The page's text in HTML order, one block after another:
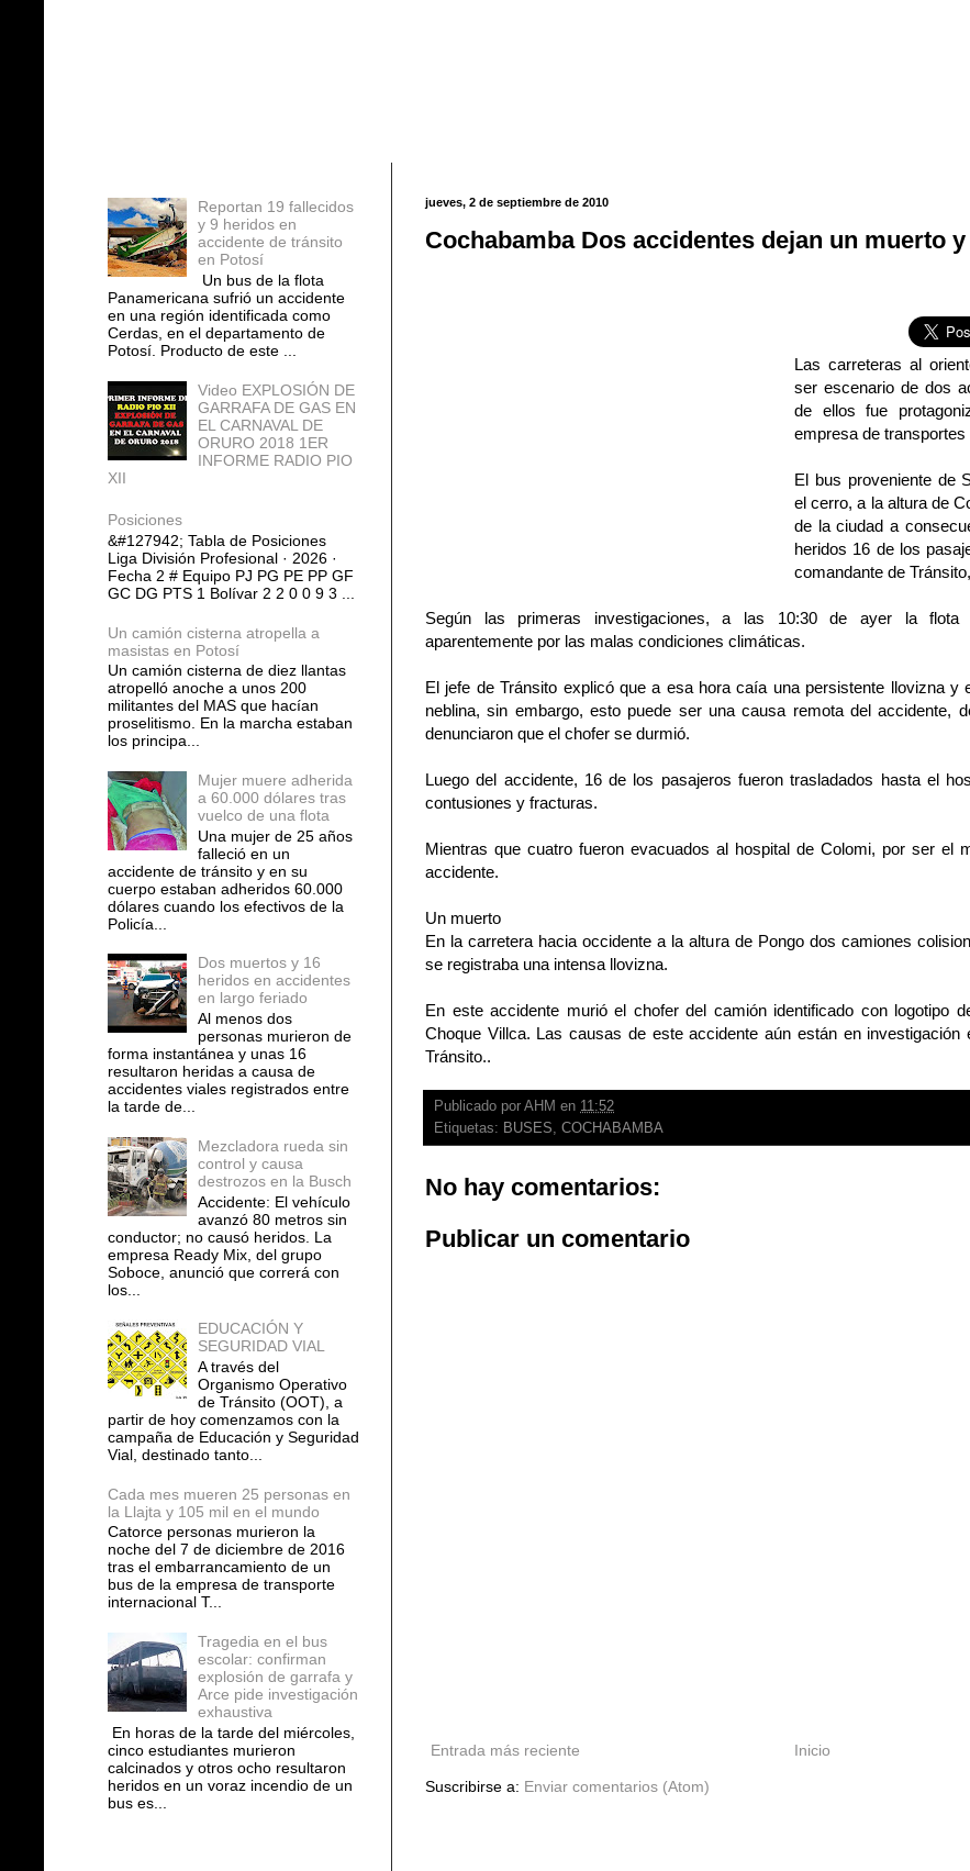
jueves, 2 de septiembre de 2010
Cochabamba Dos accidentes dejan un muerto
Las carreteras al
ser escenario de dos
de ellos fue
empresa de transportes
El bus proveniente de
el cerro, a la altura de
de la ciudad a
heridos 16 de los
comandante de
Según las primeras investigaciones, a las 10:30 de ayer la flota
aparentemente por las malas condiciones climáticas.
El jefe de Tránsito explicó que a esa hora caía una persistente llovizna y
neblina, sin embargo, esto puede ser una causa remota del accidente,
denunciaron que el chofer se durmió.
Luego del accidente, 16 de los pasajeros fueron trasladados hasta el
contusiones y fracturas.
Mientras que cuatro fueron evacuados al hospital de Colomi, por ser el
accidente.
Un muerto
En la carretera hacia occidente a la altura de Pongo dos camiones
se registraba una intensa llovizna.
En este accidente murió el chofer del camión identificado con logotipo
Choque Villca. Las causas de este accidente aún están en investigación
Tránsito..
Publicado por AHM en 11:52
Etiquetas: BUSES, COCHABAMBA
No hay comentarios:
Publicar un comentario
Entrada más reciente Inicio
Suscribirse a: Enviar comentarios (Atom)
Reportan 19 fallecidos
y 9 heridos en
accidente de tránsito
en Potosí
Un bus de la flota
Panamericana sufrió un accidente
en una región identificada como
Cerdas, en el departamento de
Potosí. Producto de este ...
Video EXPLOSIÓN DE
GARRAFA DE GAS EN
EL CARNAVAL DE
ORURO 2018 1ER
INFORME RADIO PIO
XII
Posiciones
&#127942; Tabla de Posiciones
Liga División Profesional · 2026 ·
Fecha 2 # Equipo PJ PG PE PP GF
GC DG PTS 1 Bolívar 2 2 0 0 9 3 ...
Un camión cisterna atropella a
masistas en Potosí
Un camión cisterna de diez llantas
atropelló anoche a unos 200
militantes del MAS que hacían
proselitismo. En la marcha estaban
los principa...
Mujer muere adherida
a 60.000 dólares tras
vuelco de una flota
Una mujer de 25 años
falleció en un
accidente de tránsito y en su
cuerpo estaban adheridos 60.000
dólares cuando los efectivos de la
Policía...
Dos muertos y 16
heridos en accidentes
en largo feriado
Al menos dos
personas murieron de
forma instantánea y unas 16
resultaron heridas a causa de
accidentes viales registrados entre
la tarde de...
Mezcladora rueda sin
control y causa
destrozos en la Busch
Accidente: El vehículo
avanzó 80 metros sin
conductor; no causó heridos. La
empresa Ready Mix, del grupo
Soboce, anunció que correrá con
los...
EDUCACIÓN Y
SEGURIDAD VIAL
A través del
Organismo Operativo
de Tránsito (OOT), a
partir de hoy comenzamos con la
campaña de Educación y Seguridad
Vial, destinado tanto...
Cada mes mueren 25 personas en
la Llajta y 105 mil en el mundo
Catorce personas murieron la
noche del 7 de diciembre de 2016
tras el embarrancamiento de un
bus de la empresa de transporte
internacional T...
Tragedia en el bus
escolar: confirman
explosión de garrafa y
Arce pide investigación
exhaustiva
En horas de la tarde del miércoles,
cinco estudiantes murieron
calcinados y otros ocho resultaron
heridos en un voraz incendio de un
bus es...